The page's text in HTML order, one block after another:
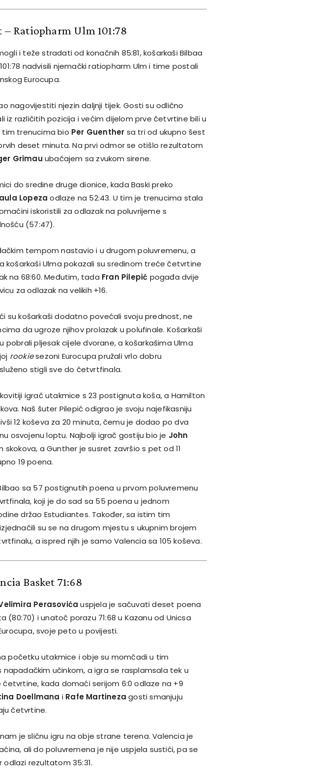
– Ratiopharm Ulm 101:78
i teže stradati od konačnih 85:81, košarkaši Bilbaa
nadvisili njemački ratiopharm Ulm i time postali
Eurocupa.
nagovijestiti njezin daljnji tijek. Gosti su odlično
iz različitih pozicija i većim dijelom prve četvrtine bili u
tim trenucima bio Per Guenther sa tri od ukupno šest
deset minuta. Na prvi odmor se otišlo rezultatom
Grimau ubačajem sa zvukom sirene.
do sredine druge dionice, kada Baski preko
Lopeza odlaze na 52:43. U tim je trenucima stala
iskoristili za odlazak na poluvrijeme s
(57:47).
tempom nastavio i u drugom poluvremenu, a
košarkaši Ulma pokazali su sredinom treće četvrtine
na 68:60. Međutim, tada Fran Pilepić pogađa dvije
za odlazak na velikih +16.
su košarkaši dodatno povećali svoju prednost, ne
da ugroze njihov prolazak u polufinale. Košarkaši
pobrali pljesak cijele dvorane, a košarkašima Ulma
rookiesezoni Eurocupa pružali vrlo dobru
stigli sve do četvrtfinala.
igrač utakmice s 23 postignuta koša, a Hamilton
Naš šuter Pilepić odigrao je svoju najefikasniju
12 koševa za 20 minuta, čemu je dodao po dva
osvojenu loptu. Najbolji igrač gostiju bio je John
skokova, a Gunther je susret završio s pet od 11
19 poena.
sa 57 postignutih poena u prvom poluvremenu
koji je do sad sa 55 poena u jednom
držao Estudiantes. Također, sa istim tim
su se na drugom mjestu s ukupnim brojem
a ispred njih je samo Valencia sa 105 koševa.
Basket 71:68
Perasovića uspjela je sačuvati deset poena
(80:70) i unatoč porazu 71:68 u Kazanu od Unicsa
svoje peto u povijesti.
početku utakmice i obje su momčadi u tim
napadačkim učinkom, a igra se rasplamsala tek u
kada domaći serijom 6:0 odlaze na +9
Doellmana i Rafe Martineza gosti smanjuju
četvrtine.
je sličnu igru na obje strane terena. Valencia je
ali do poluvremena je nije uspjela sustići, pa se
rezultatom 35:31.